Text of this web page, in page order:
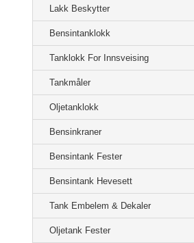
Lakk Beskytter
Bensintanklokk
Tanklokk For Innsveising
Tankmåler
Oljetanklokk
Bensinkraner
Bensintank Fester
Bensintank Hevesett
Tank Embelem & Dekaler
Oljetank Fester